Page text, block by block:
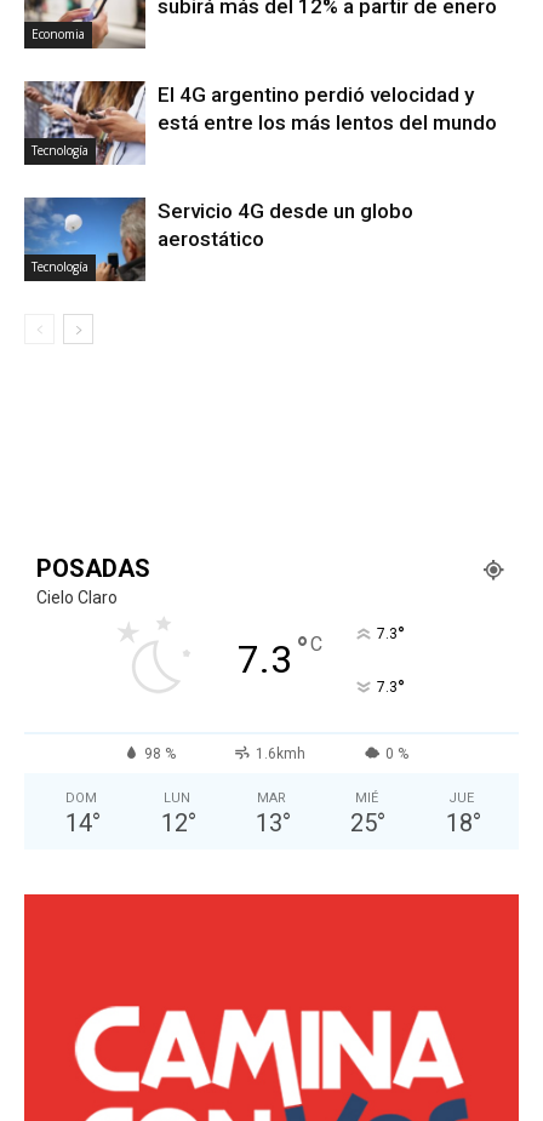
Economia
subirá más del 12% a partir de enero
Tecnología
El 4G argentino perdió velocidad y
está entre los más lentos del mundo
Tecnología
Servicio 4G desde un globo
aerostático
POSADAS
Cielo Claro
7.3 °C 7.3°
7.3°
98 % 1.6kmh 0 %
DOM
14°
LUN
12°
MAR
13°
MIÉ
25°
JUE
18°